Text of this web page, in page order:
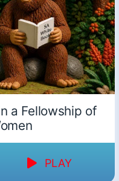
a Fellowship of
PLAY